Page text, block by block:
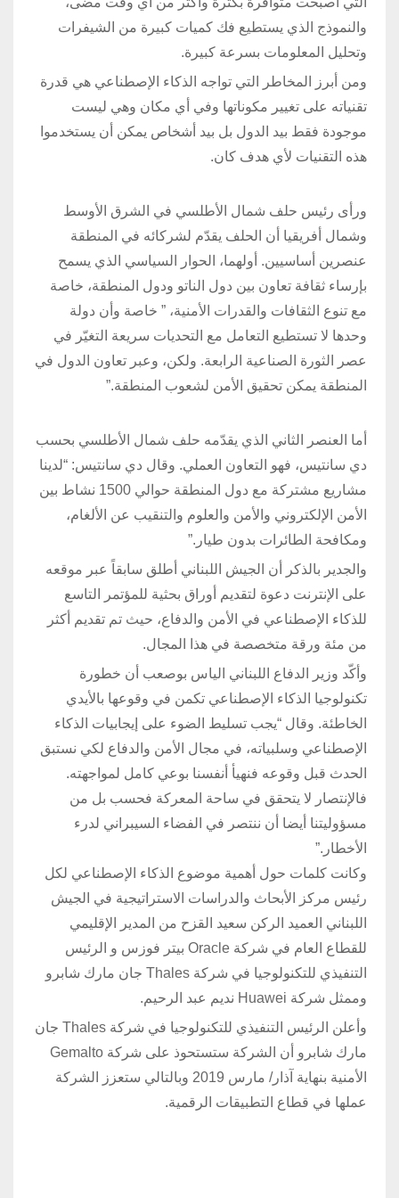
والنموذج الذي يستطيع فك كميات كبيرة من الشيفرات
وتحليل المعلومات بسرعة كبيرة.
ومن أبرز المخاطر التي تواجه الذكاء الإصطناعي هي قدرة
تقنياته على تغيير مكوناتها وفي أي مكان وهي ليست
موجودة فقط بيد الدول بل بيد أشخاص يمكن أن يستخدموا
هذه التقنيات لأي هدف كان.
ورأى رئيس حلف شمال الأطلسي في الشرق الأوسط
وشمال أفريقيا أن الحلف يقدّم لشركائه في المنطقة
عنصرين أساسيين. أولهما، الحوار السياسي الذي يسمح
بإرساء ثقافة تعاون بين دول الناتو ودول المنطقة، خاصة
مع تنوع الثقافات والقدرات الأمنية، ” خاصة وأن دولة
وحدها لا تستطيع التعامل مع التحديات سريعة التغيّر في
عصر الثورة الصناعية الرابعة. ولكن، وعبر تعاون الدول في
المنطقة يمكن تحقيق الأمن لشعوب المنطقة.”
أما العنصر الثاني الذي يقدّمه حلف شمال الأطلسي بحسب
دي سانتيس، فهو التعاون العملي. وقال دي سانتيس: “لدينا
مشاريع مشتركة مع دول المنطقة حوالي 1500 نشاط بين
الأمن الإلكتروني والأمن والعلوم والتنقيب عن الألغام،
ومكافحة الطائرات بدون طيار.”
والجدير بالذكر أن الجيش اللبناني أطلق سابقاً عبر موقعه
على الإنترنت دعوة لتقديم أوراق بحثية للمؤتمر التاسع
للذكاء الإصطناعي في الأمن والدفاع، حيث تم تقديم أكثر
من مئة ورقة متخصصة في هذا المجال.
وأكّد وزير الدفاع اللبناني الياس بوصعب أن خطورة
تكنولوجيا الذكاء الإصطناعي تكمن في وقوعها بالأيدي
الخاطئة. وقال “يجب تسليط الضوء على إيجابيات الذكاء
الإصطناعي وسلبياته، في مجال الأمن والدفاع لكي نستبق
الحدث قبل وقوعه فنهيأ أنفسنا بوعي كامل لمواجهته.
فالإنتصار لا يتحقق في ساحة المعركة فحسب بل من
مسؤوليتنا أيضا أن ننتصر في الفضاء السيبراني لدرء
الأخطار.”
وكانت كلمات حول أهمية موضوع الذكاء الإصطناعي لكل
رئيس مركز الأبحاث والدراسات الاستراتيجية في الجيش
اللبناني العميد الركن سعيد القزح من المدير الإقليمي
للقطاع العام في شركة Oracle بيتر فوزس و الرئيس
التنفيذي للتكنولوجيا في شركة Thales جان مارك شابرو
وممثل شركة Huawei نديم عبد الرحيم.
وأعلن الرئيس التنفيذي للتكنولوجيا في شركة Thales جان
مارك شابرو أن الشركة ستستحوذ على شركة Gemalto
الأمنية بنهاية آذار/ مارس 2019 وبالتالي ستعزز الشركة
عملها في قطاع التطبيقات الرقمية.